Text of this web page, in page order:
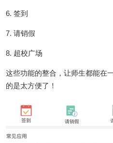
6. 签到
7. 请销假
8. 超校广场
这些功能的整合，让师生都能在
的是太方便了！